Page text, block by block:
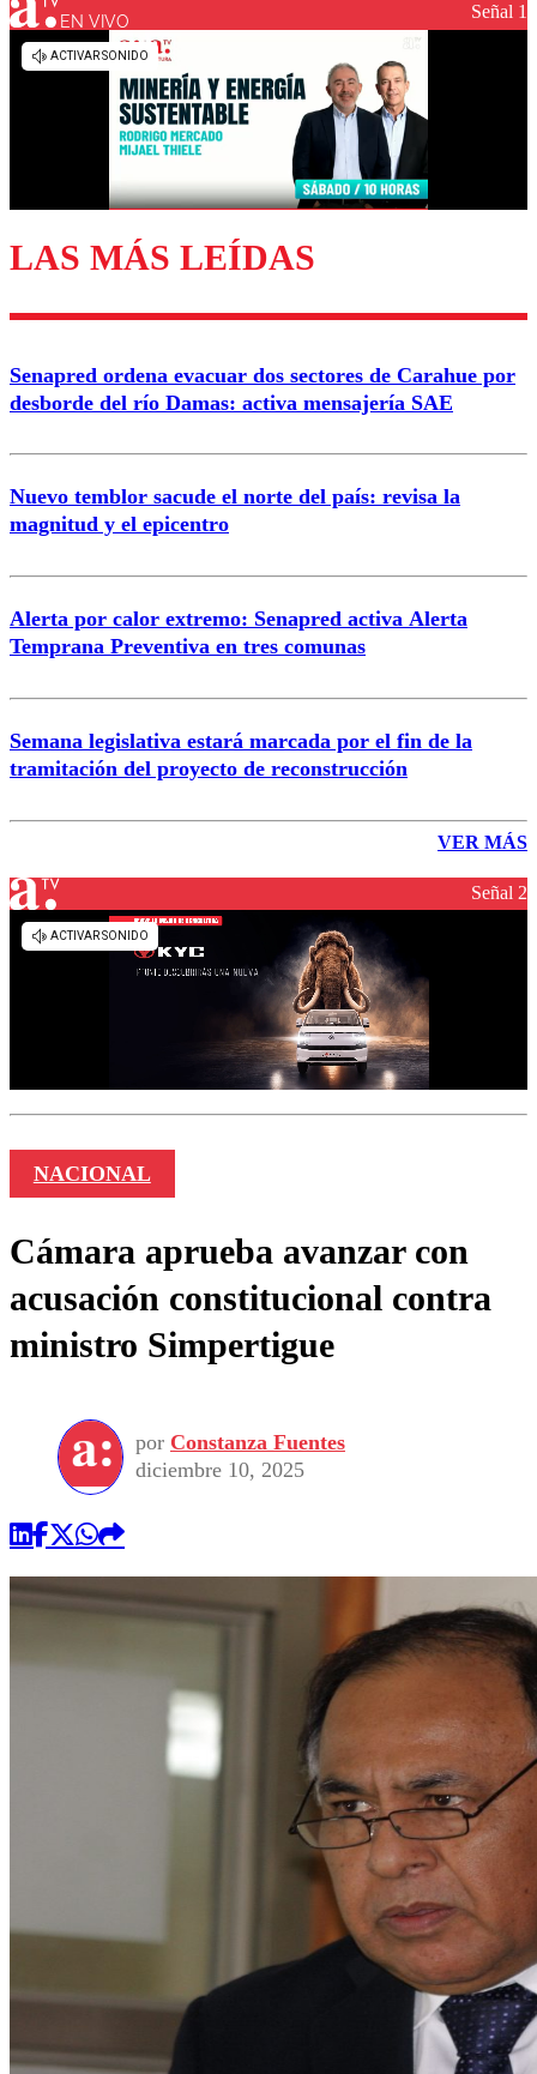
Los comentarios son moderados para garantizar un
Enviar comentario
EN VIVO Señal 1
LAS MÁS LEÍDAS
Senapred ordena evacuar dos sectores de Carahue por
desborde del río Damas: activa mensajería SAE
Nuevo temblor sacude el norte del país: revisa la
magnitud y el epicentro
Alerta por calor extremo: Senapred activa Alerta
Temprana Preventiva en tres comunas
Semana legislativa estará marcada por el fin de la
tramitación del proyecto de reconstrucción
VER MÁS
Señal 2
NACIONAL
Cámara aprueba avanzar con
acusación constitucional contra
ministro Simpertigue
por Constanza Fuentes
diciembre 10, 2025